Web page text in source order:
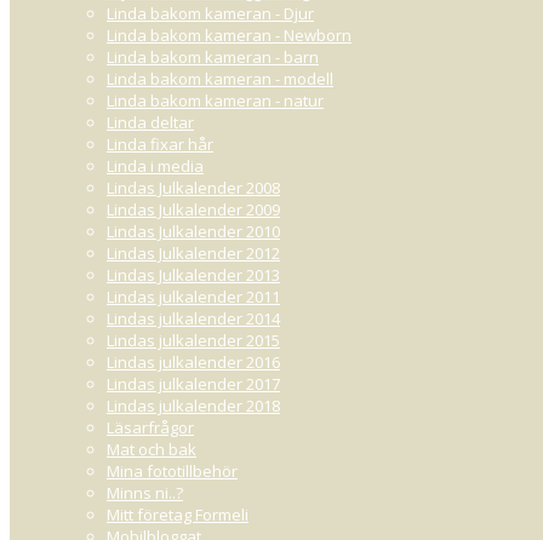
Linda bakom kameran - Djur
Linda bakom kameran - Newborn
Linda bakom kameran - barn
Linda bakom kameran - modell
Linda bakom kameran - natur
Linda deltar
Linda fixar hår
Linda i media
Lindas Julkalender 2008
Lindas Julkalender 2009
Lindas Julkalender 2010
Lindas Julkalender 2012
Lindas Julkalender 2013
Lindas julkalender 2011
Lindas julkalender 2014
Lindas julkalender 2015
Lindas julkalender 2016
Lindas julkalender 2017
Lindas julkalender 2018
Läsarfrågor
Mat och bak
Mina fototillbehör
Minns ni..?
Mitt företag Formeli